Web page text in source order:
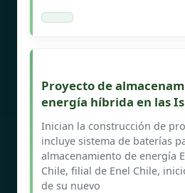
Proyecto de
energía híbrida en las
Inician la construcción de
incluye sistema de baterías
almacenamiento de energía
Chile, filial de Enel Chile,
de su nuevo